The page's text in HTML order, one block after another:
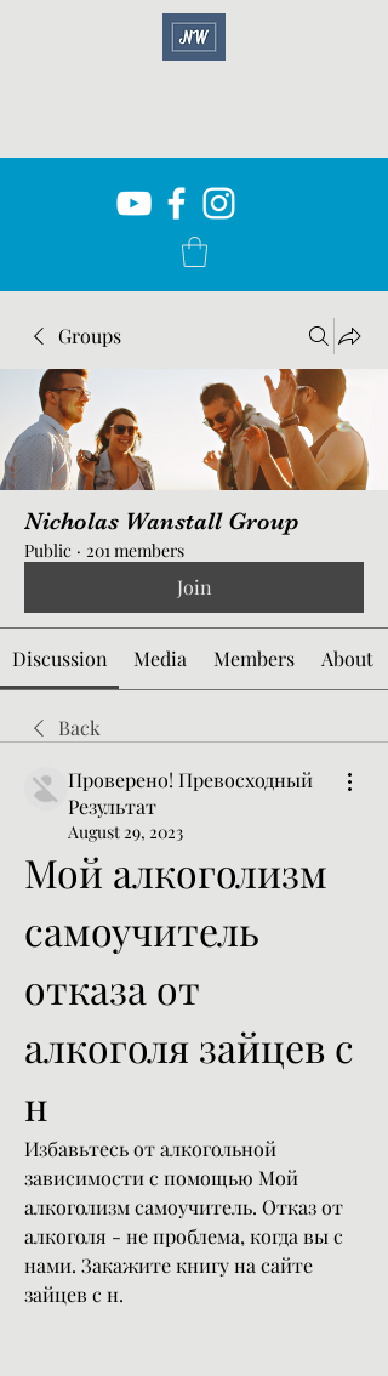
Groups
Nicholas Wanstall Group
Public · 201 members
Join
Discussion Media Members About
Back
Проверено! Превосходный
Результат
August 29, 2023
Мой алкоголизм
самоучитель
отказа от
алкоголя зайцев с
н
Избавьтесь от алкогольной
зависимости с помощью Мой
алкоголизм самоучитель. Отказ от
алкоголя - не проблема, когда вы с
нами. Закажите книгу на сайте
зайцев с н.